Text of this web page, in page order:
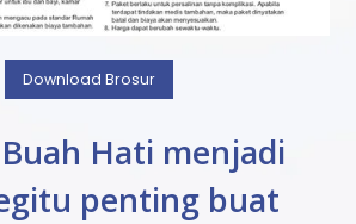
Download Brosur
Hati menjadi
penting buat